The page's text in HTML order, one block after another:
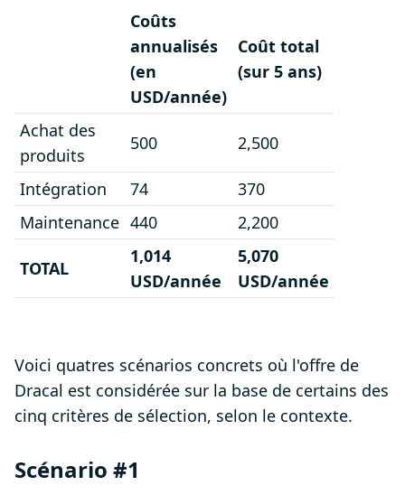
Coûts
annualisés
(en
USD/année)
Coût total
(sur 5 ans)
Achat des
produits
500 2,500
Intégration 74
370
Maintenance 440 2,200
TOTAL
1,014
USD/année
5,070
USD/année
Voici quatres scénarios concrets où l'offre de
Dracal est considérée sur la base de certains des
cinq critères de sélection, selon le contexte.
Scénario #1